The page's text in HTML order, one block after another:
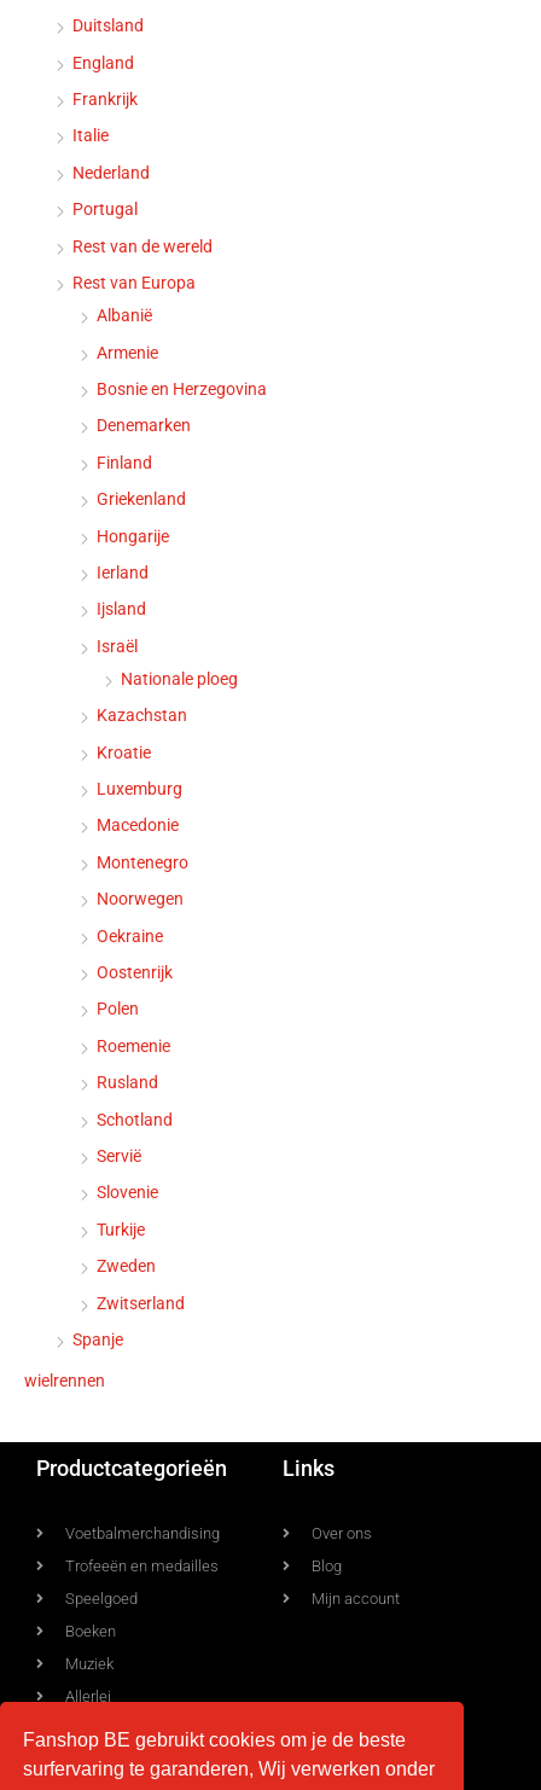
Duitsland
England
Frankrijk
Italie
Nederland
Portugal
Rest van de wereld
Rest van Europa
Albanië
Armenie
Bosnie en Herzegovina
Denemarken
Finland
Griekenland
Hongarije
Ierland
Ijsland
Israël
Nationale ploeg
Kazachstan
Kroatie
Luxemburg
Macedonie
Montenegro
Noorwegen
Oekraine
Oostenrijk
Polen
Roemenie
Rusland
Schotland
Servië
Slovenie
Turkije
Zweden
Zwitserland
Spanje
wielrennen
Productcategorieën
Voetbalmerchandising
Trofeeën en medailles
Speelgoed
Boeken
Muziek
Allerlei
Links
Over ons
Blog
Mijn account
Voorwaarden Contact
Fanshop BE gebruikt cookies om je de beste
surfervaring te garanderen, Wij verwerken onder